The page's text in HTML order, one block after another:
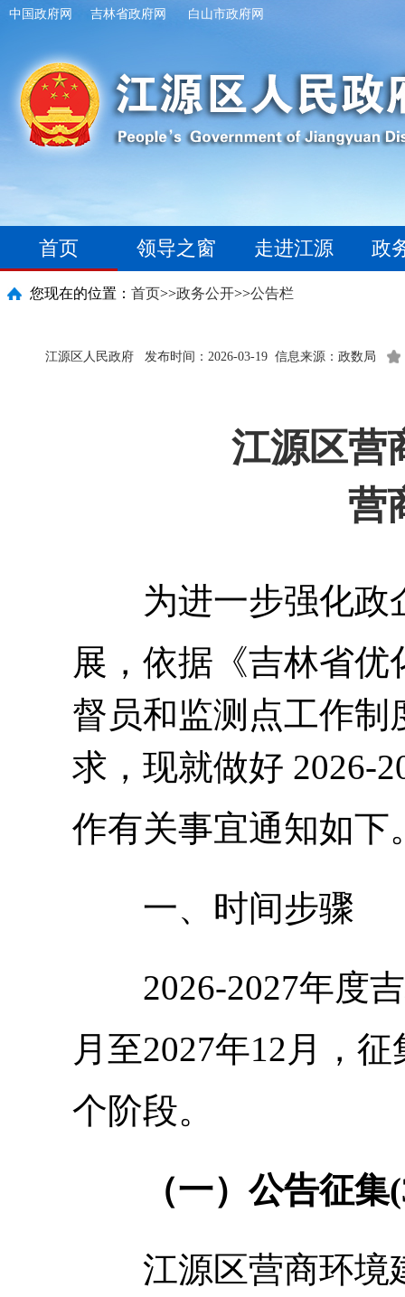
中国政府网 吉林省政府网 白山市政府网
首页 领导之窗 走进江源 政
您现在的位置： 首页>>政务公开>>公告栏
江源区人民政府 发布时间：2026-03-19 信息来源：政数局
江源区营
营
为进一步强化政
展，依据《吉林省
督员和监测点工作制
求，现就做好 2026-
作有关事宜通知如下
一、 时间步骤
2026-2027年度
月至2027年12月，
个阶段。
（一） 公告征集
江源区营商环境